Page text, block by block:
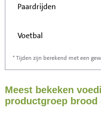
Paardrijden
Voetbal
Stofzuigen
Strijken
* Tijden zijn berekend met een
Meest bekeken
productgroep